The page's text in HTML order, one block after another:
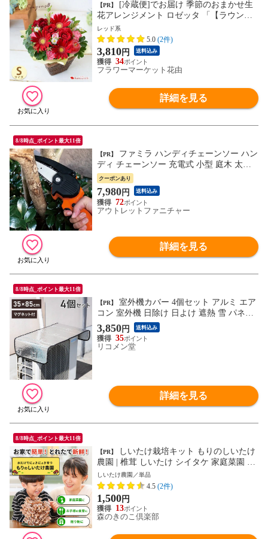
【PR】
花アレンジメント ロゼッタ 「【ラウン
ド】レッド系」【手提げ袋付】※北海道・
沖縄はお届け不可 花由
レッド系
5.0 (2件)
3,810円 送料込み
34
フラワーマーケット花由
詳細を見る
8/8時点_ポイント最大11倍
【PR】
ディ チェーンソー 充電式 小型 庭木 太枝
剪定 切断 LEDライト付き カバー付き 滑り
止めハンドル 誤作動防止セーフティーボタ
ン付き 収納ケース付き テレビショッピン
グ放送商品 dショッピング・ｄ払い出品協
クーポンあり
7,980円 送料込み
72
アウトレットファニチャー
詳細を見る
8/8時点_ポイント最大11倍
【PR】
コン 室外機 日除け 日よけ 遮熱 雪 パネル
磁石 直射日光 エアコン室外機サンガード
マグネット式 ワンタッチ エアコンカバー
省エネ 節電 簡単脱着 ホコリ【送料無料】
3,850円 送料込み
35
リコメン堂
詳細を見る
8/8時点_ポイント最大11倍
【PR】
農園 | 椎茸 しいたけ シイタケ 家庭菜園 自
由研究 観察 初心者向け 室内 きのこ栽培
栽培キット 栽培セット 菌床 生しいたけ お
うち時間 食育 きのこ狩り 食育キット 学習
キット きのこ キット
しいたけ農園／単品
4.5 (2件)
1,500円
13
森のきのこ倶楽部